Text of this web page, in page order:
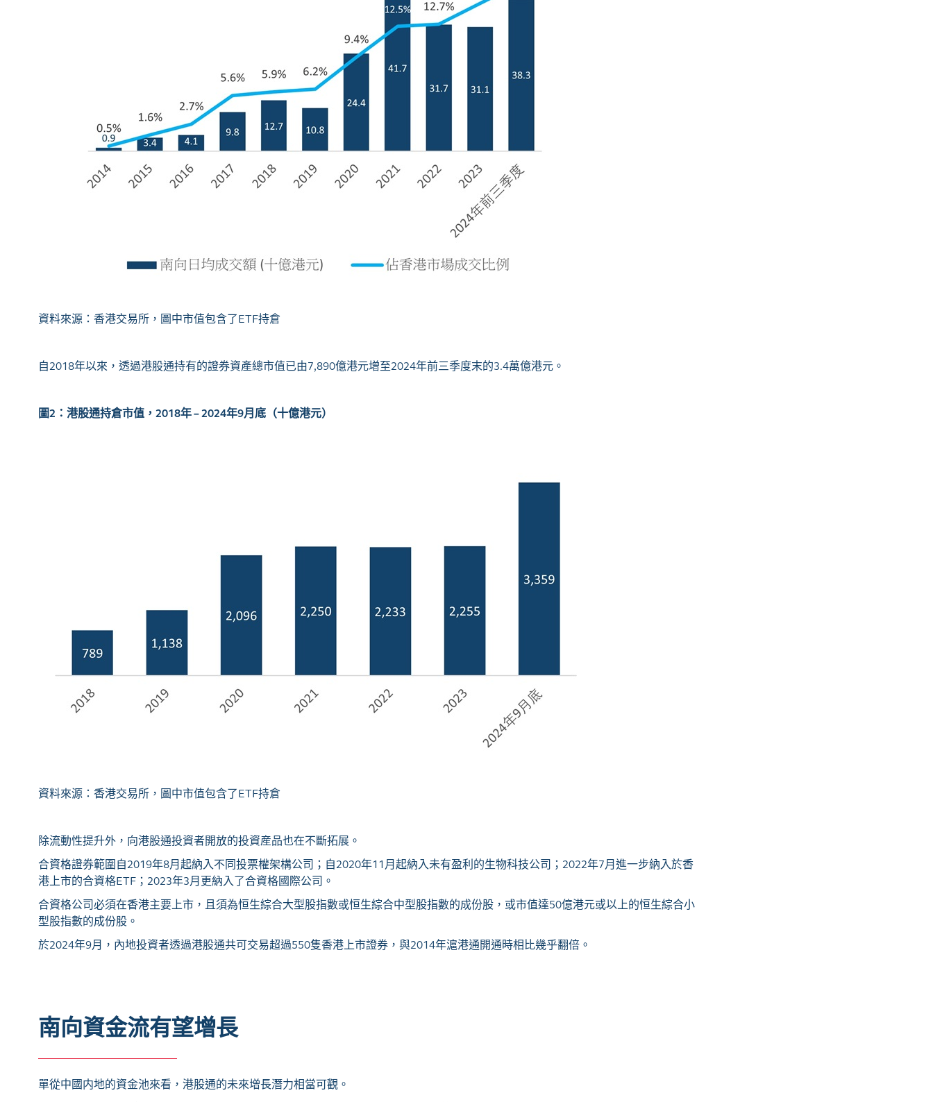
資料來源：香港交易所，圖中市值包含了ETF持倉
自2018年以來，透過港股通持有的證券資產總市值已由7,890億港元增至2024年前三季度末的3.4萬億港元。
圖2 ：港股通持倉市值， 2018年– 2024年9月底（十億港元）
資料來源：香港交易所，圖中市值包含了ETF持倉
除流動性提升外，向港股通投資者開放的投資産品也在不斷拓展。
合資格證券範圍自2019年8月起納入不同投票權架構公司；自2020年11 月起納入未有盈利的生物科技公司； 2022年7月進一步納入於香
港上市的合資格ETF ； 2023年3月更納入了合資格國際公司。
合資格公司必須在香港主要上市，且須為恒生綜合大型股指數或恒生綜合中型股指數的成份股，或市值達50億港元或以上的恒生綜合小
型股指數的成份股。
於2024年9月，內地投資者透過港股通共可交易超過550隻香港上市證券，與2014年滬港通開通時相比幾乎翻倍。
南向資金流有望增長
單從中國内地的資金池來看，港股通的未來增長潛力相當可觀。